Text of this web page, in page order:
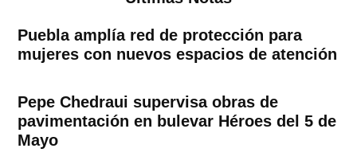
Puebla amplía red de protección para
mujeres con nuevos espacios de atención
Pepe Chedraui supervisa obras de
pavimentación en bulevar Héroes del 5 de
Mayo